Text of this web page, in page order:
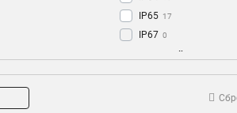
IP65 17
IP67 0
дома 25
Морозостойкость
да 24